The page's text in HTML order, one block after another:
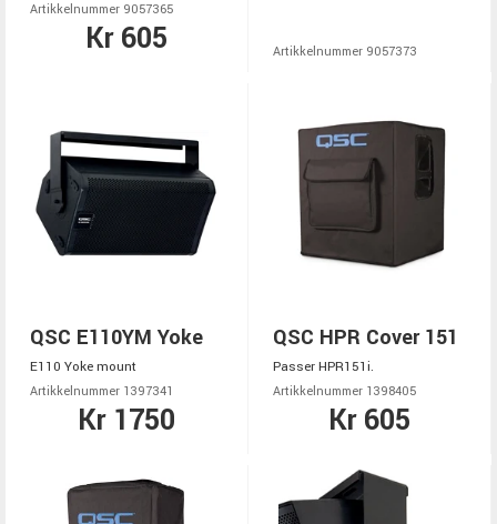
Artikkelnummer 9057365
Kr 605 Artikkelnummer 9057373
QSC E110YM Yoke
E110 Yoke mount
Artikkelnummer 1397341
Kr 1750
QSC HPR Cover 151
Passer HPR151i.
Artikkelnummer 1398405
Kr 605